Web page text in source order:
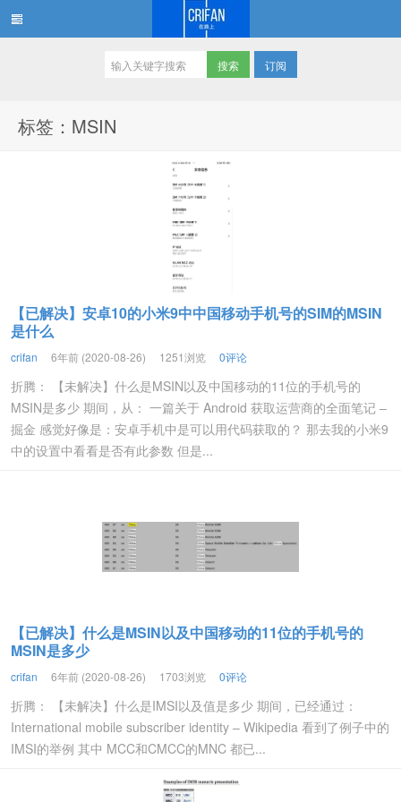
订阅
标签：MSIN
【已解决】安卓10的小米9中中国移动手机号的SIM的MSIN
是什么
crifan 6年前 (2020-08-26) 1251浏览 0评论
折腾： 【未解决】什么是MSIN以及中国移动的11位的手机号的
MSIN是多少 期间，从： 一篇关于 Android 获取运营商的全面笔记 –
掘金 感觉好像是：安卓手机中是可以用代码获取的？ 那去我的小米9
中的设置中看看是否有此参数 但是...
【已解决】什么是MSIN以及中国移动的11位的手机号的
MSIN是多少
crifan 6年前 (2020-08-26) 1703浏览 0评论
折腾： 【未解决】什么是IMSI以及值是多少 期间，已经通过：
International mobile subscriber identity – Wikipedia 看到了例子中的
IMSI的举例 其中 MCC和CMCC的MNC 都已...